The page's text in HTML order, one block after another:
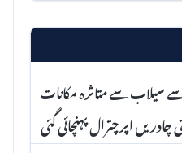
سیلاب سے متاثرہ مکانات